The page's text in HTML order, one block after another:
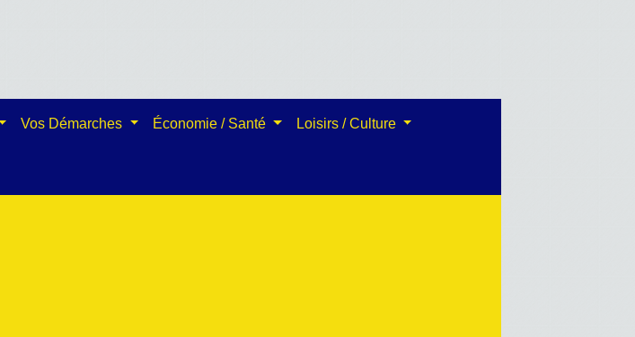
Vos Démarches Économie / Santé Loisirs / Culture